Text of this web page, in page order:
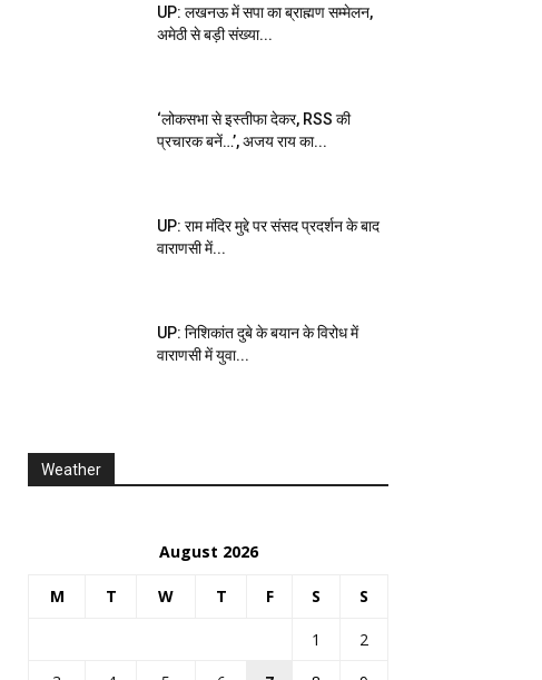
UP: लखनऊ में सपा का ब्राह्मण सम्मेलन,
अमेठी से बड़ी संख्या...
‘लोकसभा से इस्तीफा देकर, RSS की
प्रचारक बनें…’, अजय राय का...
UP: राम मंदिर मुद्दे पर संसद प्रदर्शन के बाद
वाराणसी में...
UP: निशिकांत दुबे के बयान के विरोध में
वाराणसी में युवा...
Weather
August 2026
M T W T F S S
1
2